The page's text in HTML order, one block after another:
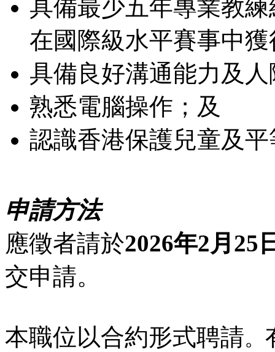
具備最少五年專業教
在國際級水平賽事中
具備良好溝通能力及
熟悉電腦操作；及
認識香港保護兒童及
申請方法
應徵者請於2026年2月25
交申請。
本職位以合約形式聘請。